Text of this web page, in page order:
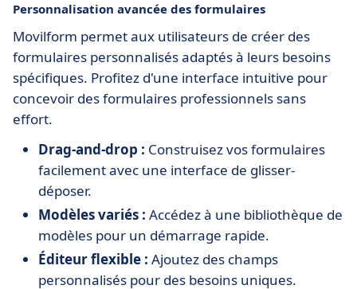
Personnalisation avancée des formulaires
Movilform permet aux utilisateurs de créer des
formulaires personnalisés adaptés à leurs besoins
spécifiques. Profitez d'une interface intuitive pour
concevoir des formulaires professionnels sans
effort.
Drag-and-drop : Construisez vos formulaires
facilement avec une interface de glisser-
déposer.
Modèles variés : Accédez à une bibliothèque de
modèles pour un démarrage rapide.
Éditeur flexible : Ajoutez des champs
personnalisés pour des besoins uniques.